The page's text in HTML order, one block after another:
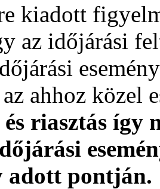
kiadott
az időjárási
ahhoz közel
és riasztás
adott pontján.